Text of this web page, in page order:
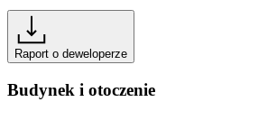
Raport o deweloperze
Budynek i otoczenie